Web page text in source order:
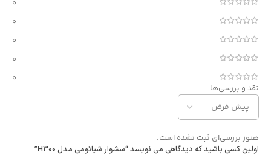
0
0
0
0
0
نقد و بررسی‌ها
هنوز بررسی‌ای ثبت نشده است.
اولین کسی باشید که دیدگاهی می نویسد “سشوار شیائومی مدل H300”